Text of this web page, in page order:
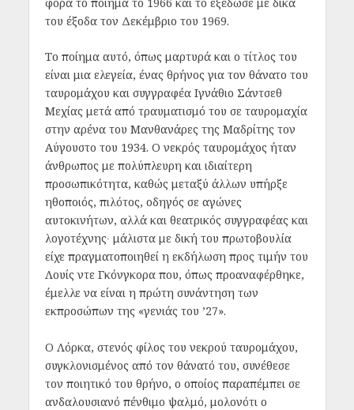
του έξοδα τον Δεκέμβριο του 1969.
Το ποίημα αυτό, όπως μαρτυρά και ο τίτλος του
είναι μια ελεγεία, ένας θρήνος για τον θάνατο του
ταυρομάχου και συγγραφέα Ιγνάθιο Σάντσεθ
Μεχίας μετά από τραυματισμό του σε ταυρομαχία
στην αρένα του Μανθανάρες της Μαδρίτης τον
Αύγουστο του 1934. Ο νεκρός ταυρομάχος ήταν
άνθρωπος με πολύπλευρη και ιδιαίτερη
προσωπικότητα, καθώς μεταξύ άλλων υπήρξε
ηθοποιός, πιλότος, οδηγός σε αγώνες
αυτοκινήτων, αλλά και θεατρικός συγγραφέας και
λογοτέχνης∙ μάλιστα με δική του πρωτοβουλία
είχε πραγματοποιηθεί η εκδήλωση προς τιμήν του
Λουίς ντε Γκόνγκορα που, όπως προαναφέρθηκε,
έμελλε να είναι η πρώτη συνάντηση των
εκπροσώπων της «γενιάς του ’27».
Ο Λόρκα, στενός φίλος του νεκρού ταυρομάχου,
συγκλονισμένος από τον θάνατό του, συνέθεσε
τον ποιητικό του θρήνο, ο οποίος παραπέμπει σε
ανδαλουσιανό πένθιμο ψαλμό, μολονότι ο